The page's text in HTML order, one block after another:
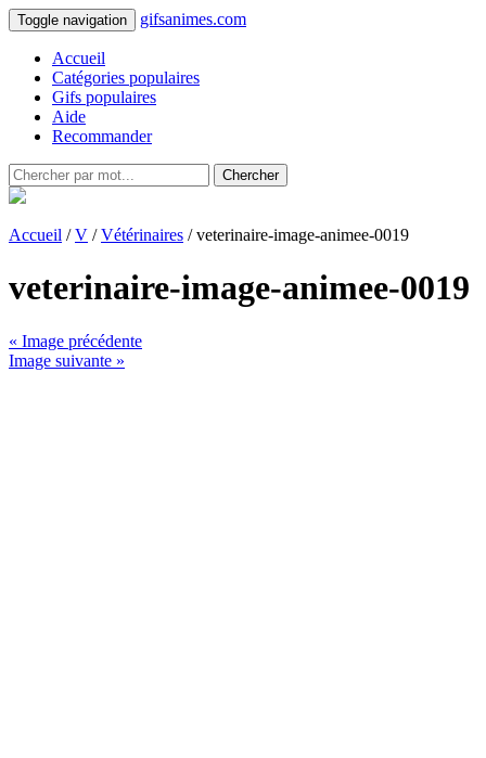
Toggle navigation gifsanimes.com
Accueil
Catégories populaires
Gifs populaires
Aide
Recommander
Chercher
Accueil /V /Vétérinaires / veterinaire-image-animee-0019
veterinaire-image-animee-0019
« Image précédente
Image suivante »